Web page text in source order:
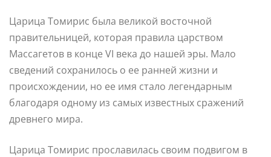
Царица Томирис была великой восточной
правительницей, которая правила царством
Массагетов в конце VI века до нашей эры. Мало
сведений сохранилось о ее ранней жизни и
происхождении, но ее имя стало легендарным
благодаря одному из самых известных сражений
древнего мира.
Царица Томирис прославилась своим подвигом в